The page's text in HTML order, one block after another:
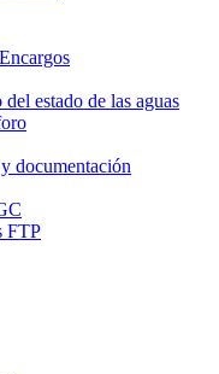
estado de las aguas
documentación
FTP